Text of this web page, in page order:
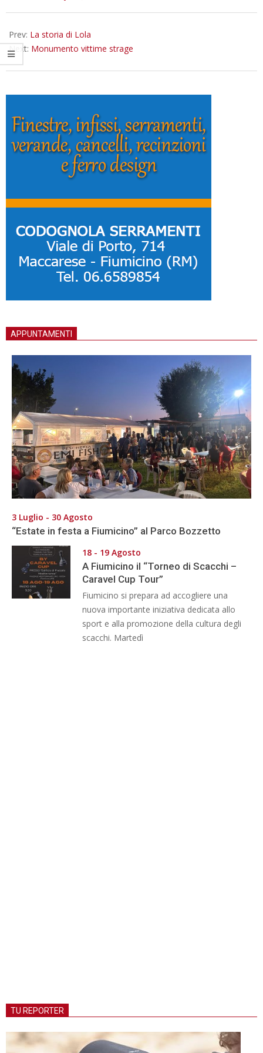
Prev: La storia di Lola
Next: Monumento vittime strage
APPUNTAMENTI
3 Luglio - 30 Agosto
“Estate in festa a Fiumicino” al Parco Bozzetto
18 - 19 Agosto
A Fiumicino il “Torneo di Scacchi –
Caravel Cup Tour”
Fiumicino si prepara ad accogliere una
nuova importante iniziativa dedicata allo
sport e alla promozione della cultura degli
scacchi. Martedì
TU REPORTER